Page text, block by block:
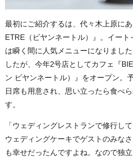
最初にご紹介するは、代々木上原に
ETRE（ビヤンネートル）』。イート
は瞬く間に人気メニューになりまし
したが、今年2号店としてカフェ『
ン ビヤンネートル）』をオープン。
日席も用意され、思い立ったら食べ
す。
「ウェディングレストランで修行し
ウェディングケーキでゲストのみな
も幸せだったんですよね。なので独